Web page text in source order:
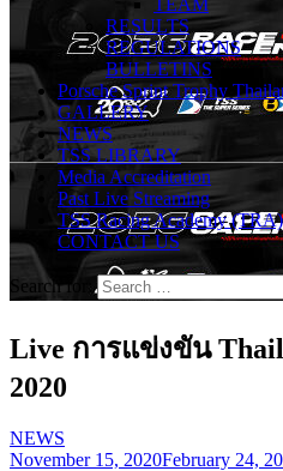
TEAM
RESULTS
REGULATIONS
BULLETINS
Porsche Sprint Trophy
GALLERY
NEWS
TSS LIBRARY
Media Accreditation
Past Live Streaming
TSS Racing Academy (TRA)
CONTACT US
Search for:
Live การแข่งขัน
2020
NEWS
November 15, 2020February 24,